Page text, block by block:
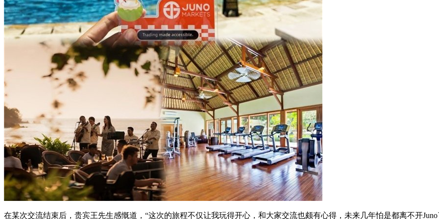
在某次交流结束后，贵宾王先生感慨道，“这次的旅程不仅让我玩得开心，和大家交流也颇有心得，未来几年怕是都离不开Juno